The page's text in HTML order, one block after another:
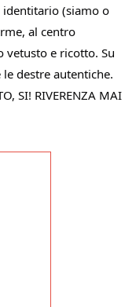
(siamo o
al centro
vetusto e ricotto. Su
destre autentiche.
SI! RIVERENZA MAI